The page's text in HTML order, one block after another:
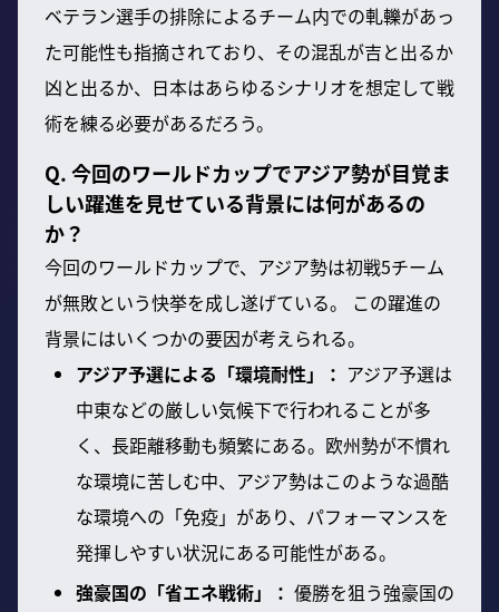
ベテラン選手の排除によるチーム内での軋轢があっ
た可能性も指摘されており、その混乱が吉と出るか
凶と出るか、日本はあらゆるシナリオを想定して戦
術を練る必要があるだろう。
Q. 今回のワールドカップでアジア勢が目覚ま
しい躍進を見せている背景には何があるの
か？
今回のワールドカップで、アジア勢は初戦5チーム
が無敗という快挙を成し遂げている。 この躍進の
背景にはいくつかの要因が考えられる。
アジア予選による「環境耐性」： アジア予選は
中東などの厳しい気候下で行われることが多
く、長距離移動も頻繁にある。欧州勢が不慣れ
な環境に苦しむ中、アジア勢はこのような過酷
な環境への「免疫」があり、パフォーマンスを
発揮しやすい状況にある可能性がある。
強豪国の「省エネ戦術」： 優勝を狙う強豪国の